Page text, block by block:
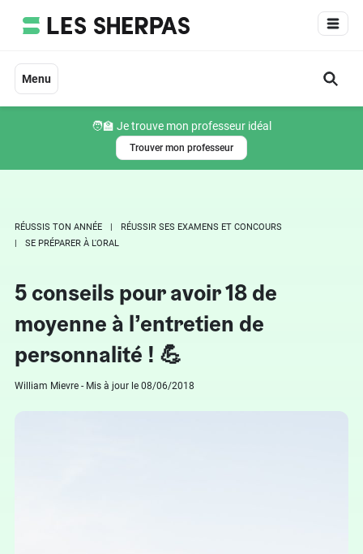
Menu
🧑‍🏫 Je trouve mon professeur idéal
Trouver mon professeur
RÉUSSIS TON ANNÉE
RÉUSSIR SES EXAMENS ET CONCOURS
SE PRÉPARER À L'ORAL
5 conseils pour avoir 18 de
moyenne à l’entretien de
personnalité ! 💪
William Mievre - Mis à jour le 08/06/2018